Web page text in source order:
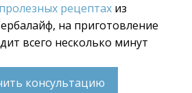
рецептах из
на приготовление
всего несколько минут
консультацию